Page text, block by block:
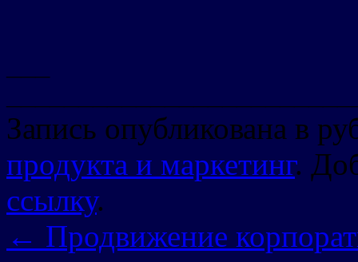
Запись опубликована в
продукта и маркетинг.
ссылку.
← Продвижение